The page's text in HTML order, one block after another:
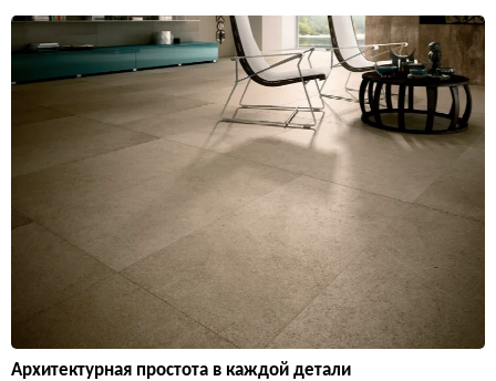
Архитектурная простота в каждой детали